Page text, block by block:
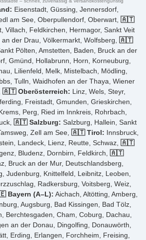
Eisenstadt, Güssing, Jennersdorf,
am See, Oberpullendorf, Oberwart, 🇦🇹
Villach, Feldkirchen, Hermagor, Sankt Veit
der Drau, Völkermarkt, Wolfsberg, 🇦🇹
Pölten, Amstetten, Baden, Bruck an der
Gmünd, Hollabrunn, Horn, Korneuburg,
Lilienfeld, Melk, Mistelbach, Mödling,
Tulln, Waidhofen an der Thaya, Wiener
🇦🇹 Oberösterreich: Linz, Wels, Steyr,
Freistadt, Gmunden, Grieskirchen,
Perg, Ried im Innkreis, Rohrbach,
🇦🇹 Salzburg: Salzburg, Hallein, Sankt
Zell am See, 🇦🇹 Tirol: Innsbruck,
Landeck, Lienz, Reutte, Schwaz, 🇦🇹
Bludenz, Dornbirn, Feldkirch, 🇦🇹
Bruck an der Mur, Deutschlandsberg,
Judenburg, Knittelfeld, Leibnitz, Leoben,
Radkersburg, Voitsberg, Weiz,
Bayern (A–L): Aichach, Altötting, Amberg,
Augsburg, Bad Kissingen, Bad Tölz,
Berchtesgaden, Cham, Coburg, Dachau,
an der Donau, Dingolfing, Donauwörth,
Erding, Erlangen, Forchheim, Freising,